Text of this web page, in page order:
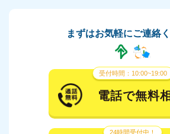
まずはお気軽にご連絡
受付時間：10:00~19:00
電話で無料
24時間受付中！